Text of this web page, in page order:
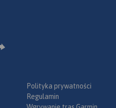
Polityka prywatności
Regulamin